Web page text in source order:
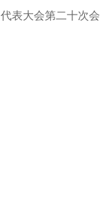
表大会第二十次会